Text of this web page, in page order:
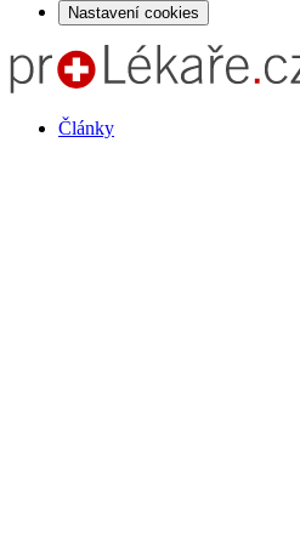
Nastavení cookies
Články